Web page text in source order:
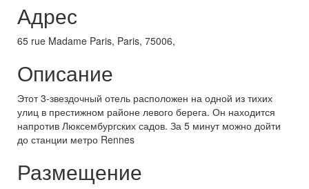
Адрес
65 rue Madame Paris, Paris, 75006,
Описание
Этот 3-звездочный отель расположен на одной из тихих
улиц в престижном районе левого берега. Он находится
напротив Люксембургских садов. За 5 минут можно дойти
до станции метро Rennes
Размещение